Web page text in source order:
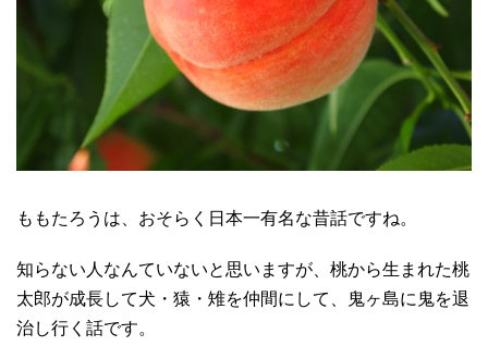
ももたろうは、おそらく日本一有名な昔話ですね。
知らない人なんていないと思いますが、桃から生まれた桃
太郎が成長して犬・猿・雉を仲間にして、鬼ヶ島に鬼を退
治し行く話です。